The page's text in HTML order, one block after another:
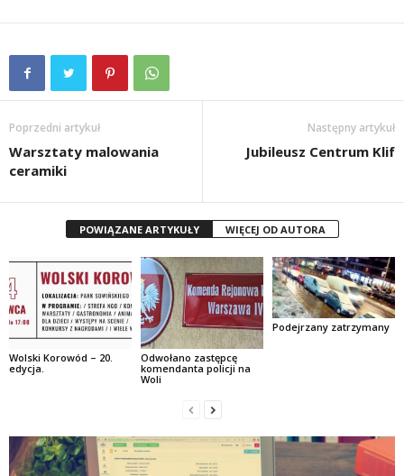
Poprzedni artykuł
Warsztaty malowania
ceramiki
Następny artykuł
Jubileusz Centrum Klif
POWIĄZANE ARTYKUŁY WIĘCEJ OD AUTORA
Wolski Korowód – 20.
edycja.
Odwołano zastępcę
komendanta policji na
Woli
Podejrzany zatrzymany